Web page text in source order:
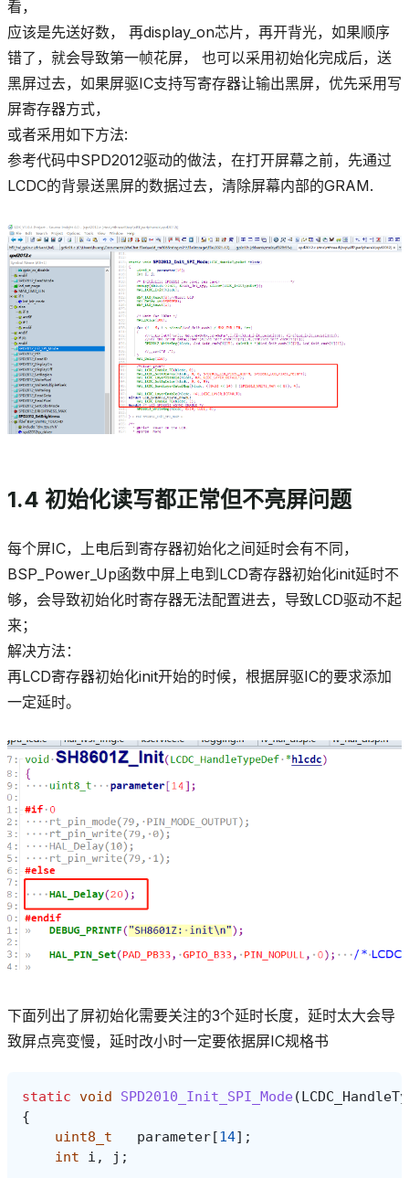
看，
应该是先送好数， 再display_on芯片，再开背光，如果顺序
错了，就会导致第一帧花屏， 也可以采用初始化完成后，送
黑屏过去，如果屏驱IC支持写寄存器让输出黑屏，优先采用写
屏寄存器方式，
或者采用如下方法:
参考代码中SPD2012驱动的做法，在打开屏幕之前，先通过
LCDC的背景送黑屏的数据过去，清除屏幕内部的GRAM.
1.4 初始化读写都正常但不亮屏问题
每个屏IC，上电后到寄存器初始化之间延时会有不同，
BSP_Power_Up函数中屏上电到LCD寄存器初始化init延时不
够，会导致初始化时寄存器无法配置进去，导致LCD驱动不起
来；
解决方法：
再LCD寄存器初始化init开始的时候，根据屏驱IC的要求添加
一定延时。
下面列出了屏初始化需要关注的3个延时长度，延时太大会导
致屏点亮变慢，延时改小时一定要依据屏IC规格书
static void SPD2010_Init_SPI_Mode (
{
uint8_t
parameter[14];
int
i , j ;